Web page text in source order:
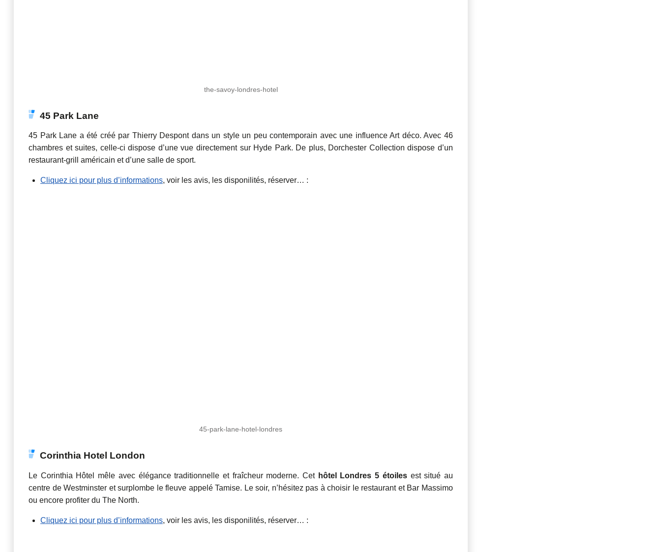
the-savoy-londres-hotel
45 Park Lane
45 Park Lane a été créé par Thierry Despont dans un style un peu contemporain avec une influence Art déco. Avec 46
chambres et suites, celle-ci dispose d’une vue directement sur Hyde Park. De plus, Dorchester Collection dispose d’un
restaurant-grill américain et d’une salle de sport.
Cliquez ici pour plus d’informations, voir les avis, les disponilités, réserver… :
45-park-lane-hotel-londres
Corinthia Hotel London
Le Corinthia Hôtel mêle avec élégance traditionnelle et fraîcheur moderne. Cet hôtel Londres 5 étoilesest situé au
centre de Westminster et surplombe le fleuve appelé Tamise. Le soir, n’hésitez pas à choisir le restaurant et Bar Massimo
ou encore profiter du The North.
Cliquez ici pour plus d’informations, voir les avis, les disponilités, réserver… :